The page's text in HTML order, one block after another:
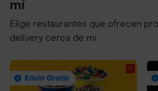
mí
Elige restaurantes que ofrecen
delivery cerca de mí
Envío Gratis